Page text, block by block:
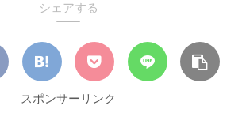
シェアする
スポンサーリンク